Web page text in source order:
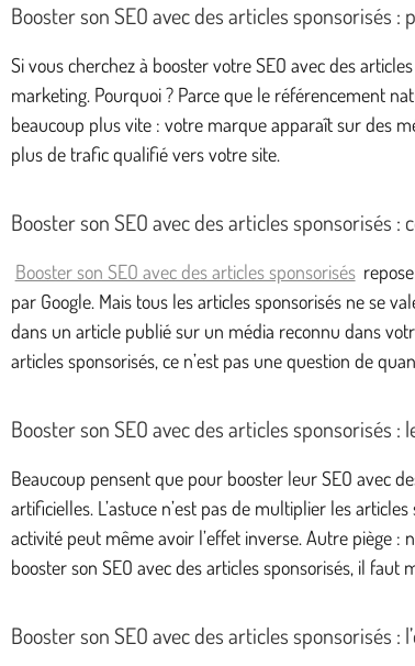
Booster son SEO avec des articles sponsorisés
Si vous cherchez à booster votre SEO avec des
marketing. Pourquoi ? Parce que le référencement
beaucoup plus vite : votre marque apparaît sur des
plus de trafic qualifié vers votre site.
Booster son SEO avec des articles sponsorisés
Booster son SEO avec des articles sponsorisés
par Google. Mais tous les articles sponsorisés ne se
dans un article publié sur un média reconnu dans
articles sponsorisés, ce n’est pas une question de
Booster son SEO avec des articles sponsorisés :
Beaucoup pensent que pour booster leur SEO avec
artificielles. L’astuce n’est pas de multiplier les
activité peut même avoir l’effet inverse. Autre piège
booster son SEO avec des articles sponsorisés, il
Booster son SEO avec des articles sponsorisés :